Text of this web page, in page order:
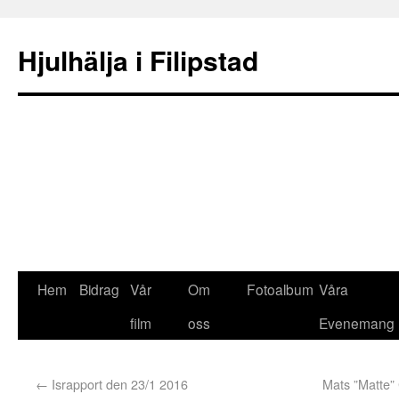
Hjulhälja i Filipstad
Hem Bidrag Vår
film
Om
oss
Fotoalbum Våra
Evenemang
← Israpport den 23/1 2016 Mats